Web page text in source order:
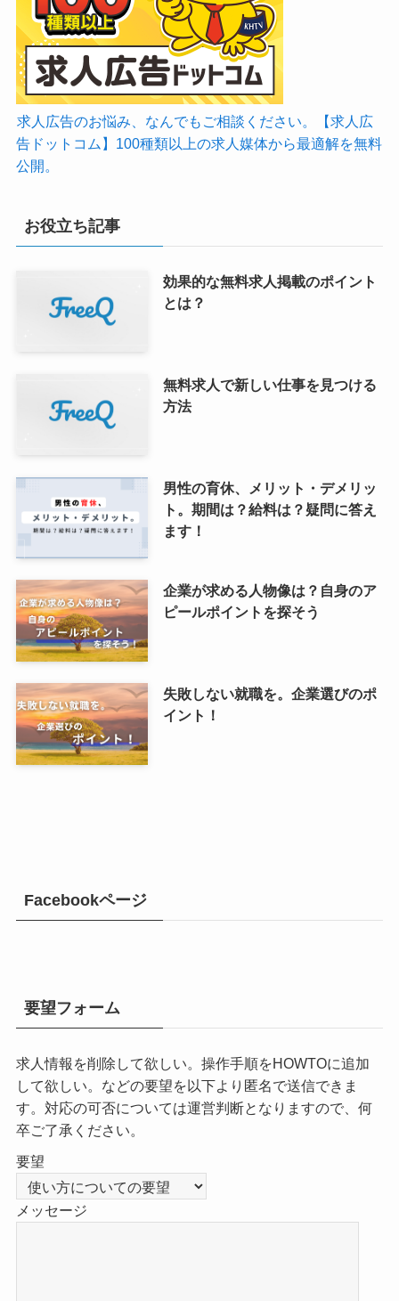
求人広告のお悩み、なんでもご相談ください。【求人広
告ドットコム】100種類以上の求人媒体から最適解を無料
公開。
お役立ち記事
効果的な無料求人掲載のポイント
とは？
無料求人で新しい仕事を見つける
方法
男性の育休、メリット・デメリッ
ト。期間は？給料は？疑問に答え
ます！
企業が求める人物像は？自身のア
ピールポイントを探そう
失敗しない就職を。企業選びのポ
イント！
Facebookページ
要望フォーム
求人情報を削除して欲しい。操作手順をHOWTOに追加
して欲しい。などの要望を以下より匿名で送信できま
す。対応の可否については運営判断となりますので、何
卒ご了承ください。
要望
メッセージ